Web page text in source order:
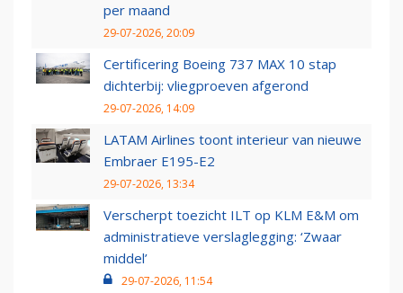
per maand
29-07-2026, 20:09
Certificering Boeing 737 MAX 10 stap
dichterbij: vliegproeven afgerond
29-07-2026, 14:09
LATAM Airlines toont interieur van nieuwe
Embraer E195-E2
29-07-2026, 13:34
Verscherpt toezicht ILT op KLM E&M om
administratieve verslaglegging: ‘Zwaar
middel’
29-07-2026, 11:54